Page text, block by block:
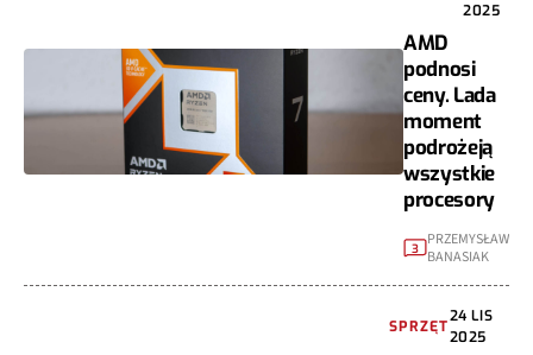
2025
AMD
podnosi
ceny. Lada
moment
podrożeją
wszystkie
procesory
3
PRZEMYSŁAW
BANASIAK
SPRZĘT
24 LIS
2025